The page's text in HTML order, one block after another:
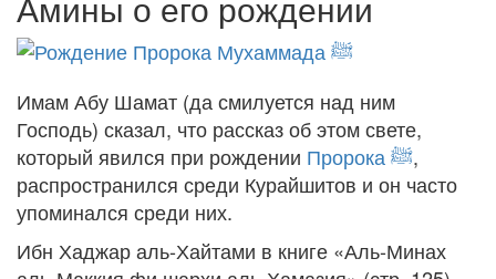
Имам Абу Шамат (да смилуется над ним
Господь) сказал, что рассказ об этом свете,
который явился при рождении Пророка ﷺ,
распространился среди Курайшитов и он часто
упоминался среди них.
Ибн Хаджар аль-Хайтами в книге «Аль-Минах